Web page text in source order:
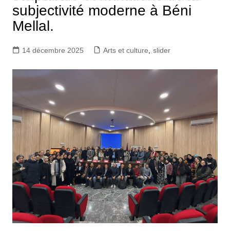
subjectivité moderne à Béni
Mellal.
14 décembre 2025 Arts et culture slider